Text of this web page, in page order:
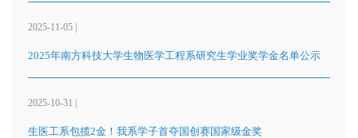
2025-11-05 |
2025年南方科技大学生物医学工程系研究生学业奖学金名单公示
2025-10-31 |
生医工系包揽2金！我系学子首夺国创赛国家级金奖